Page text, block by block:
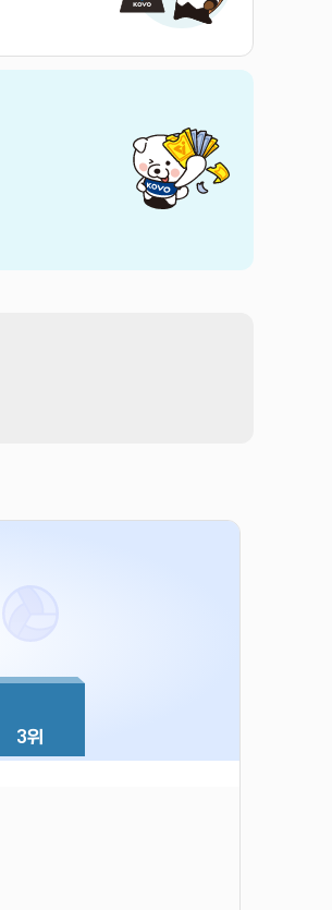
3위